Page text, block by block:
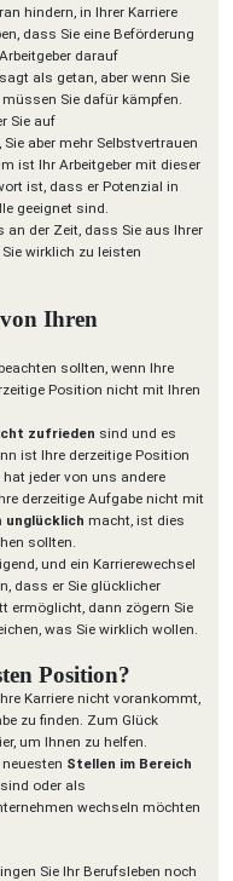
hindern, in Ihrer Karriere
dass Sie eine Beförderung
darauf
als getan, aber wenn Sie
Sie dafür kämpfen.
Sie auf
aber mehr Selbstvertrauen
ist Ihr Arbeitgeber mit dieser
ist, dass er Potenzial in
geeignet sind.
an der Zeit, dass Sie aus Ihrer
wirklich zu leisten
Ihren
sollten, wenn Ihre
Position nicht mit Ihren
zufrieden sind und es
ist Ihre derzeitige Position
jeder von uns andere
derzeitige Aufgabe nicht mit
unglücklich macht, ist dies
sollten.
und ein Karrierewechsel
dass er Sie glücklicher
ermöglicht, dann zögern Sie
was Sie wirklich wollen.
Position?
Karriere nicht vorankommt,
zu finden. Zum Glück
um Ihnen zu helfen.
Stellen im Bereich
sind oder als
wechseln möchten
Sie Ihr Berufsleben noch